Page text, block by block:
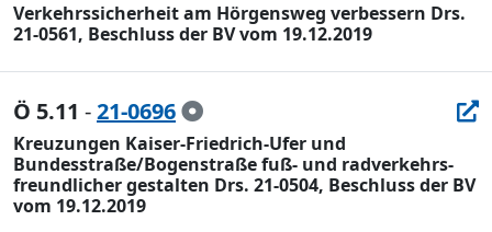
Verkehrssicherheit am Hörgensweg verbessern Drs.
21-0561, Beschluss der BV vom 19.12.2019
Ö 5.11 -21-0696
Kreuzungen Kaiser-Friedrich-Ufer und
Bundesstraße/Bogenstraße fuß- und radverkehrs-
freundlicher gestalten Drs. 21-0504, Beschluss der BV
vom 19.12.2019